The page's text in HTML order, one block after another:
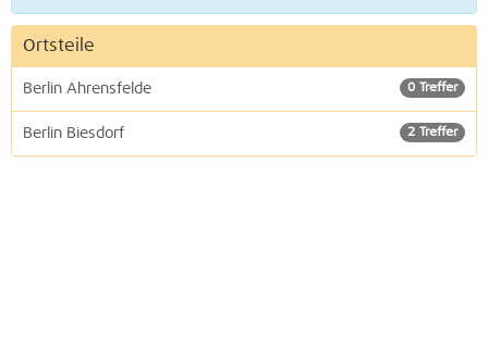
Ortsteile
0 Treffer
Berlin Ahrensfelde
2 Treffer
Berlin Biesdorf